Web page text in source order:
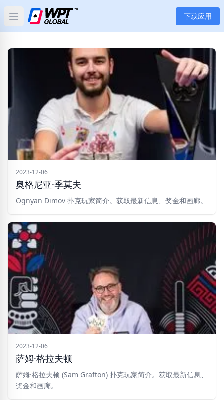
Open main menu 下载应用
新闻
文章
扑克
应用
分类
标签
2023-12-06
奥格尼亚·季莫夫
Ognyan Dimov 扑克玩家简介。获取最新信息、奖金和画廊。
2023-12-06
萨姆·格拉夫顿
萨姆·格拉夫顿 (Sam Grafton) 扑克玩家简介。获取最新信息、
奖金和画廊。